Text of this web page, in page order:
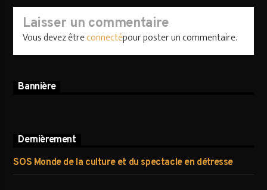
Laisser un commentaire
Vous devez êtreconnectépour poster un commentaire.
Bannière
Dernièrement
SOS Monde de la culture et du spectacle en détresse